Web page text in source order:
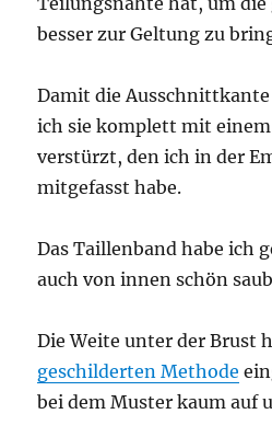
besser zur Geltung zu
Damit die
ich sie komplett mit
verstürzt, den ich in der
mitgefasst habe.
Das Taillenband habe ich
auch von innen schön
Die Weite unter der Brust
geschilderten Methode
bei dem Muster kaum auf